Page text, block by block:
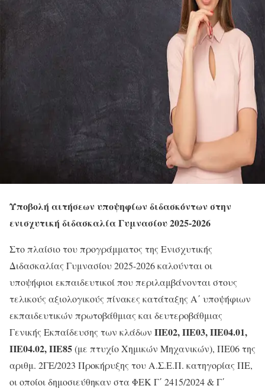
Υποβολή αιτήσεων υποψηφίων διδασκόντων στην
ενισχυτική διδασκαλία Γυμνασίου 2025-2026
Στο πλαίσιο του προγράμματος της Ενισχυτικής
Διδασκαλίας Γυμνασίου 2025-2026 καλούνται οι
υποψήφιοι εκπαιδευτικοί που περιλαμβάνονται στους
τελικούς αξιολογικούς πίνακες κατάταξης Α΄ υποψήφιων
εκπαιδευτικών πρωτοβάθμιας και δευτεροβάθμιας
Γενικής Εκπαίδευσης των κλάδων ΠΕ02, ΠΕ03, ΠΕ04.01,
ΠΕ04.02, ΠΕ85(με πτυχίο Χημικών Μηχανικών), ΠΕ06 της
αριθμ. 2ΓΕ/2023 Προκήρυξης του Α.Σ.Ε.Π. κατηγορίας ΠΕ,
οι οποίοι δημοσιεύθηκαν στα ΦΕΚ Γ΄ 2415/2024 & Γ΄